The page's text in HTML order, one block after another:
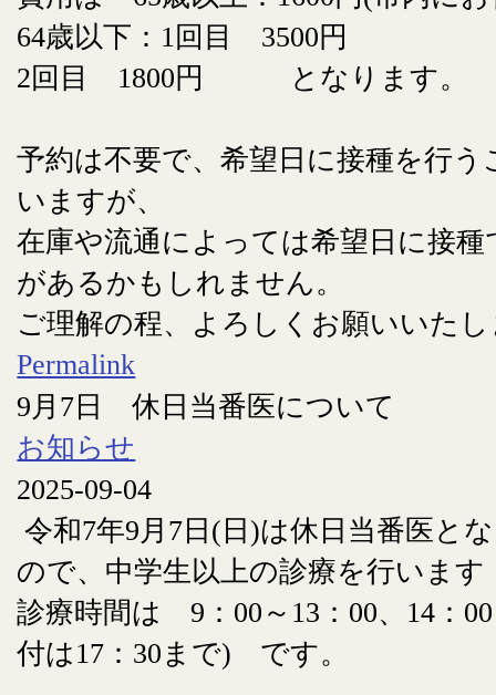
64歳以下：1回目 3500円
2回目 1800円 となります。
予約は不要で、希望日に接種を行う
いますが、
在庫や流通によっては希望日に接
があるかもしれません。
ご理解の程、よろしくお願いいた
Permalink
9月7日 休日当番医について
お知らせ
2025-09-04
令和7年9月7日(日)は休日当番医と
ので、中学生以上の診療を行います
診療時間は 9：00～13：00、14：
付は17：30まで) です。